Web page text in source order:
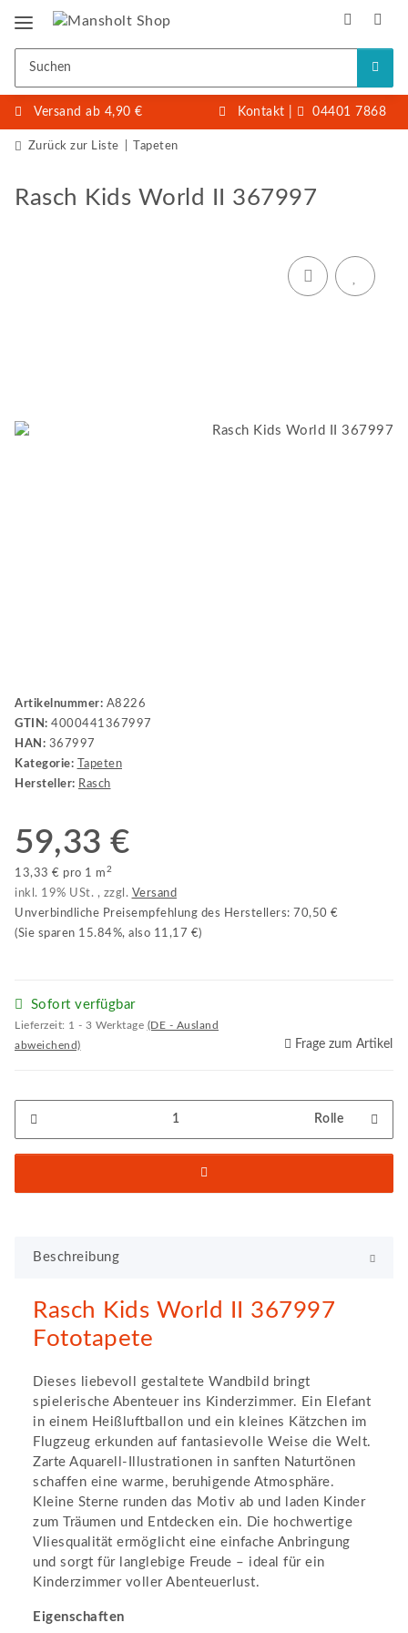
Versand ab 4,90 € Kontakt 04401 7868
Zurück zur Liste Tapeten
Rasch Kids World II 367997
Artikelnummer: A8226
GTIN: 4000441367997
HAN: 367997
Kategorie:
Tapeten
Hersteller: Rasch
59,33 €
13,33 € pro 1 m 2
inkl. 19% USt. , zzgl. Versand
Unverbindliche Preisempfehlung des Herstellers: 70,50 €
(Sie sparen 15.84%, also 11,17 €)
Sofort verfügbar
Lieferzeit: 1 - 3 Werktage (DE - Ausland
abweichend)
Frage zum Artikel
Rolle
Beschreibung
Rasch Kids World II 367997
Fototapete
Dieses liebevoll gestaltete Wandbild bringt
spielerische Abenteuer ins Kinderzimmer. Ein Elefant
in einem Heißluftballon und ein kleines Kätzchen im
Flugzeug erkunden auf fantasievolle Weise die Welt.
Zarte Aquarell-Illustrationen in sanften Naturtönen
schaffen eine warme, beruhigende Atmosphäre.
Kleine Sterne runden das Motiv ab und laden Kinder
zum Träumen und Entdecken ein. Die hochwertige
Vliesqualität ermöglicht eine einfache Anbringung
und sorgt für langlebige Freude – ideal für ein
Kinderzimmer voller Abenteuerlust.
Eigenschaften